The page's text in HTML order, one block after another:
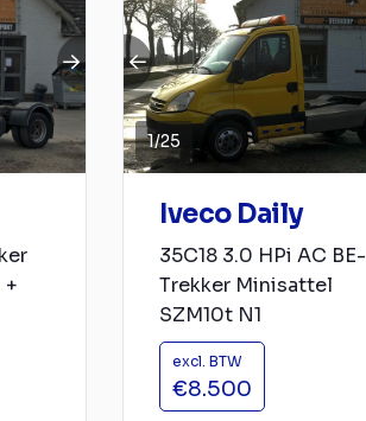
+
1/25
Iveco Daily
35C18 3.0 HPi AC BE-
Trekker Minisattel
SZM10t N1
excl. BTW
€8.500